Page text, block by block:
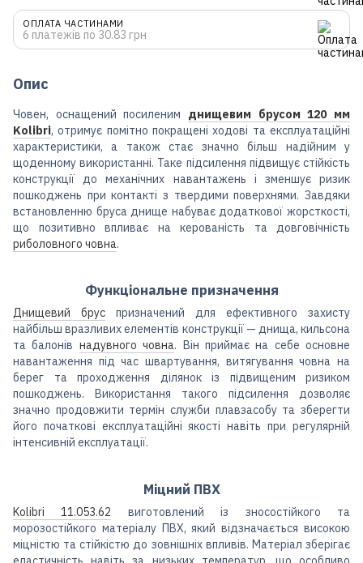
ОПЛАТА ЧАСТИНАМИ
6 платежів по 30.83 грн
Опис
Човен, оснащений посиленим днищевим брусом 120 мм
Kolibri, отримує помітно покращені ходові та експлуатаційні
характеристики, а також стає значно більш надійним у
щоденному використанні. Таке підсилення підвищує стійкість
конструкції до механічних навантажень і зменшує ризик
пошкоджень при контакті з твердими поверхнями. Завдяки
встановленню бруса днище набуває додаткової жорсткості,
що позитивно впливає на керованість та довговічність
риболовного човна.
Функціональне призначення
Днищевий брус призначений для ефективного захисту
найбільш вразливих елементів конструкції — днища, кильсона
та балонів надувного човна. Він приймає на себе основне
навантаження під час швартування, витягування човна на
берег та проходження ділянок із підвищеним ризиком
пошкоджень. Використання такого підсилення дозволяє
значно продовжити термін служби плавзасобу та зберегти
його початкові експлуатаційні якості навіть при регулярній
інтенсивній експлуатації.
Міцний ПВХ
Kolibri 11.053.62 виготовлений із зносостійкого та
морозостійкого матеріалу ПВХ, який відзначається високою
міцністю та стійкістю до зовнішніх впливів. Матеріал зберігає